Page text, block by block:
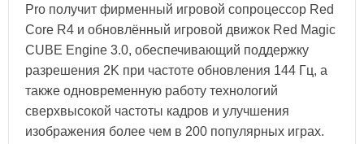
Pro получит фирменный игровой сопроцессор Red
Core R4 и обновлённый игровой движок Red Magic
CUBE Engine 3.0, обеспечивающий поддержку
разрешения 2K при частоте обновления 144 Гц, а
также одновременную работу технологий
сверхвысокой частоты кадров и улучшения
изображения более чем в 200 популярных играх.